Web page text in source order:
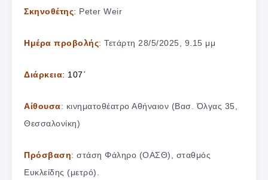
Σκηνοθέτης: Peter Weir
Ημέρα προβολής: Τετάρτη 28/5/2025, 9.15 μμ
Διάρκεια: 107΄
Αίθουσα: κινηματοθέατρο Αθήναιον (Βασ. Όλγας 35,
Θεσσαλονίκη)
Πρόσβαση: στάση Φάληρο (ΟΑΣΘ), σταθμός
Ευκλείδης (μετρό).